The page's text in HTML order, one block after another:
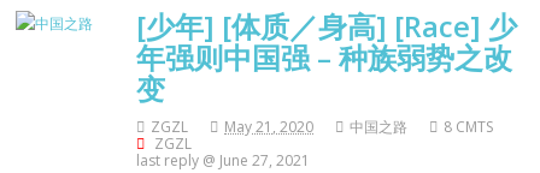
[少年] [体质／身高] [Race] 少
年强则中国强 – 种族弱势之改
变
ZGZL May 21, 2020 中国之路
8 CMTS
ZGZL
last reply @ June 27, 2021